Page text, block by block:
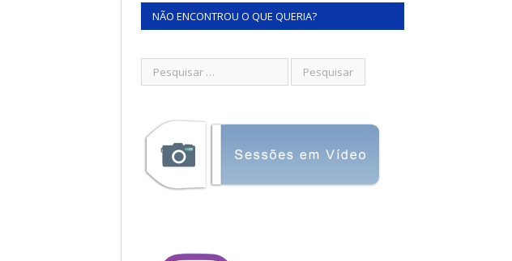
NÃO ENCONTROU O QUE QUERIA?